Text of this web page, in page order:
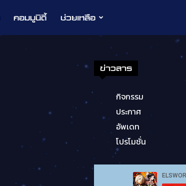
คอมมูนิตี้ ช่วยเหลือ
ข่าวสาร
กิจกรรม
ประกาศ
อัพเดท
โปรโมชั่น